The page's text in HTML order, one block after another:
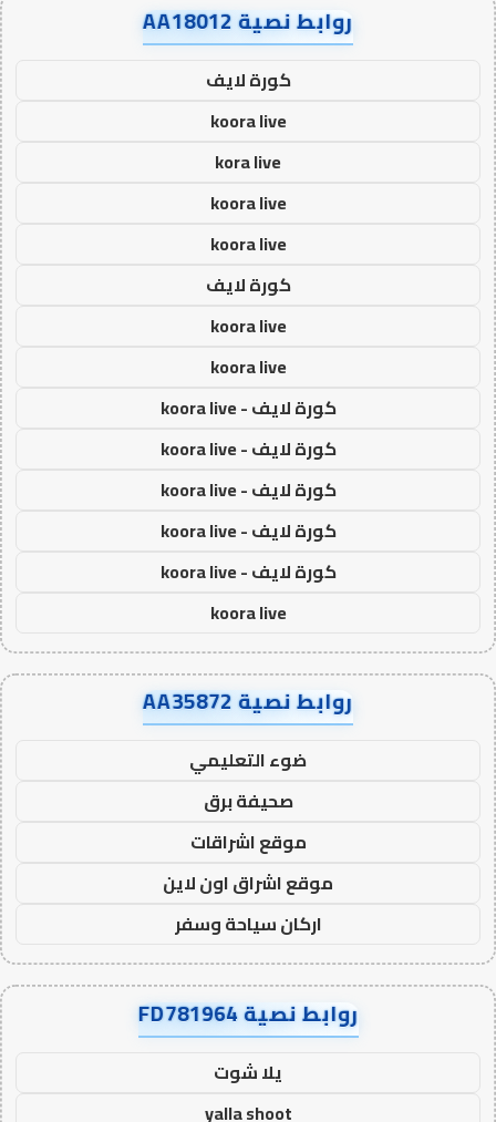
روابط نصية AA18012
كورة لايف
koora live
kora live
koora live
koora live
كورة لايف
koora live
koora live
كورة لايف - koora live
كورة لايف - koora live
كورة لايف - koora live
كورة لايف - koora live
كورة لايف - koora live
koora live
روابط نصية AA35872
ضوء التعليمي
صحيفة برق
موقع اشراقات
موقع اشراق اون لاين
اركان سياحة وسفر
روابط نصية FD781964
يلا شوت
yalla shoot